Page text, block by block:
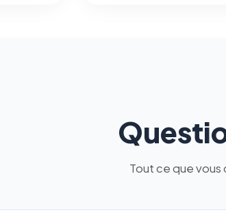
Tout ce que vous